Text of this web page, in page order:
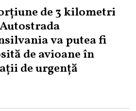
de 3 kilometri
va putea fi
de avioane în
de urgență